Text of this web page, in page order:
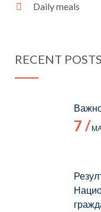
Daily meals
RECENT POSTS
7 /